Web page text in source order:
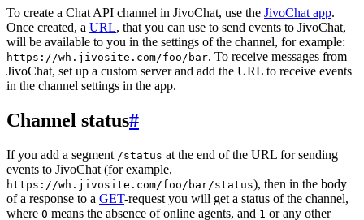
To create a Chat API channel in JivoChat, use the JivoChat app.
Once created, a URL, that you can use to send events to JivoChat,
will be available to you in the settings of the channel, for example:
https://wh.jivosite.com/foo/bar. To receive messages from
JivoChat, set up a custom server and add the URL to receive events
in the channel settings in the app.
Channel status#
If you add a segment /status at the end of the URL for sending
events to JivoChat (for example,
https://wh.jivosite.com/foo/bar/status), then in the body
of a response to a GET-request you will get a status of the channel,
where 0 means the absence of online agents, and 1 or any other